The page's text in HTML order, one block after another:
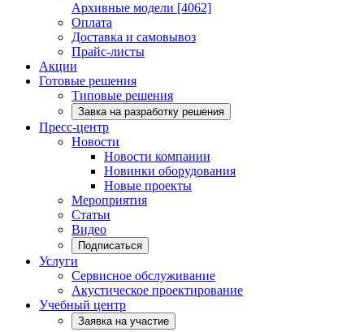
Архивные модели [4062]
Оплата
Доставка и самовывоз
Прайс-листы
Акции
Готовые решения
Типовые решения
Завка на разработку решения
Пресс-центр
Новости
Новости компании
Новинки оборудования
Новые проекты
Мероприятия
Статьи
Видео
Подписаться
Услуги
Сервисное обслуживание
Акустическое проектирование
Учебный центр
Заявка на участие